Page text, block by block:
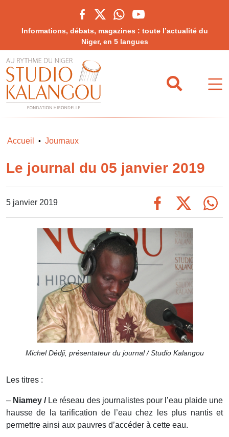
Informations, débats, magazines : toute l’actualité du
Niger, en 5 langues
Accueil • Journaux
Le journal du 05 janvier 2019
5 janvier 2019
Michel Dédji, présentateur du journal / Studio Kalangou
Les titres :
– Niamey /Le réseau des journalistes pour l’eau plaide une
hausse de la tarification de l’eau chez les plus nantis et
permettre ainsi aux pauvres d’accéder à cette eau.